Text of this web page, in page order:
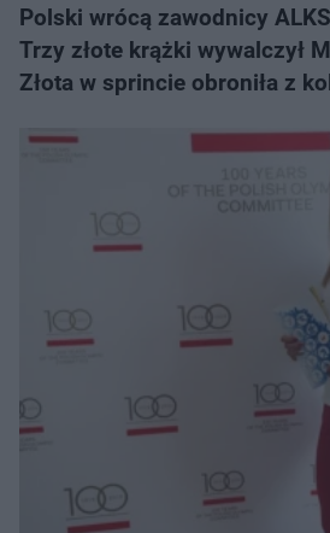
Polski wrócą zawodnicy
Trzy złote krążki wywalczył
Złota w sprincie obroniła z